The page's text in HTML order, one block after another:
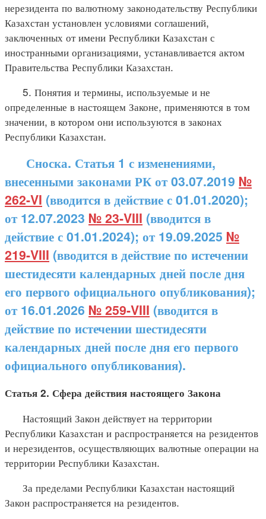
нерезидента по валютному законодательству Республики
Казахстан установлен условиями соглашений,
заключенных от имени Республики Казахстан с
иностранными организациями, устанавливается актом
Правительства Республики Казахстан.
5. Понятия и термины, используемые и не
определенные в настоящем Законе, применяются в том
значении, в котором они используются в законах
Республики Казахстан.
Сноска. Статья 1 с изменениями,
внесенными законами РК от 03.07.2019 №
262-VI (вводится в действие с 01.01.2020);
от 12.07.2023 № 23-VIII (вводится в
действие с 01.01.2024); от 19.09.2025 №
219-VIII (вводится в действие по истечении
шестидесяти календарных дней после дня
его первого официального опубликования);
от 16.01.2026 № 259-VIII (вводится в
действие по истечении шестидесяти
календарных дней после дня его первого
официального опубликования).
Статья 2. Сфера действия настоящего Закона
Настоящий Закон действует на территории
Республики Казахстан и распространяется на резидентов
и нерезидентов, осуществляющих валютные операции на
территории Республики Казахстан.
За пределами Республики Казахстан настоящий
Закон распространяется на резидентов.